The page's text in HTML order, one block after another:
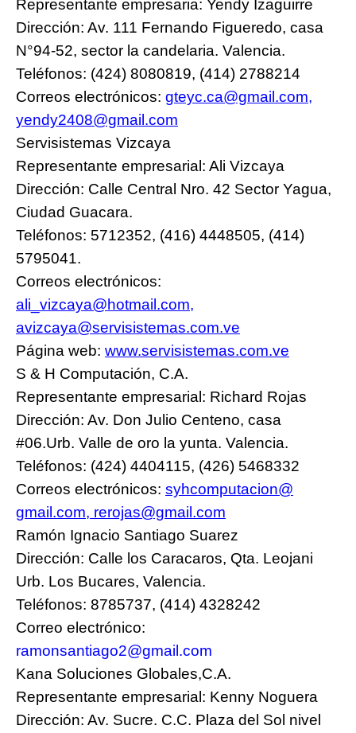
Representante empresaria: Yendy Izaguirre
Dirección: Av. 111 Fernando Figueredo, casa
N°94-52, sector la candelaria. Valencia.
Teléfonos: (424) 8080819, (414) 2788214
Correos electrónicos: gteyc.ca@gmail.com,
yendy2408@gmail.com
Servisistemas Vizcaya
Representante empresarial: Ali Vizcaya
Dirección: Calle Central Nro. 42 Sector Yagua,
Ciudad Guacara.
Teléfonos: 5712352, (416) 4448505, (414)
5795041.
Correos electrónicos:
ali_vizcaya@hotmail.com,
avizcaya@servisistemas.com.ve
Página web: www.servisistemas.com.ve
S & H Computación, C.A.
Representante empresarial: Richard Rojas
Dirección: Av. Don Julio Centeno, casa
#06.Urb. Valle de oro la yunta. Valencia.
Teléfonos: (424) 4404115, (426) 5468332
Correos electrónicos: syhcomputacion@
gmail.com, rerojas@gmail.com
Ramón Ignacio Santiago Suarez
Dirección: Calle los Caracaros, Qta. Leojani
Urb. Los Bucares, Valencia.
Teléfonos: 8785737, (414) 4328242
Correo electrónico:
ramonsantiago2@gmail.com
Kana Soluciones Globales,C.A.
Representante empresarial: Kenny Noguera
Dirección: Av. Sucre. C.C. Plaza del Sol nivel